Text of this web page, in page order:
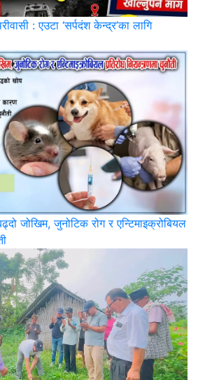
: एउटा ‘सर्पदंश केन्द्र’का लागि
जोखिम, जुनोटिक रोग र एन्टिमाइक्रोबियल